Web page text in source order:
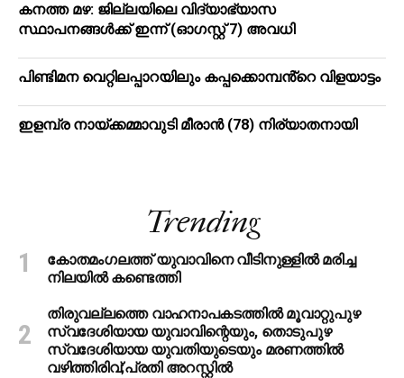
കനത്ത മഴ: ജില്ലയിലെ വിദ്യാഭ്യാസ
സ്ഥാപനങ്ങള്‍ക്ക് ഇന്ന് (ഓഗസ്റ്റ് 7) അവധി
പിണ്ടിമന വെറ്റിലപ്പാറയിലും കപ്പക്കൊമ്പൻ്റെ വിളയാട്ടം
ഇളമ്പ്ര നായ്ക്കമ്മാവുടി മീരാൻ (78) നിര്യാതനായി
Trending
കോതമംഗലത്ത് യുവാവിനെ വീടിനുള്ളിൽ മരിച്ച
നിലയിൽ കണ്ടെത്തി
തിരുവല്ലത്തെ വാഹനാപകടത്തില്‍ മൂവാറ്റുപുഴ
സ്വദേശിയായ യുവാവിന്റെയും, തൊടുപുഴ
സ്വദേശിയായ യുവതിയുടെയും മരണത്തില്‍
വഴിത്തിരിവ്;പ്രതി അറസ്റ്റില്‍